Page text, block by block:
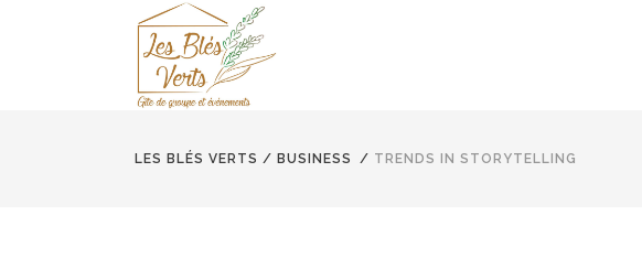
LES BLÉS VERTS / BUSINESS / TRENDS IN STORYTELLING